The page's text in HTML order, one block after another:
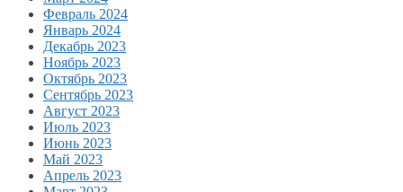
Февраль 2024
Январь 2024
Декабрь 2023
Ноябрь 2023
Октябрь 2023
Сентябрь 2023
Август 2023
Июль 2023
Июнь 2023
Май 2023
Апрель 2023